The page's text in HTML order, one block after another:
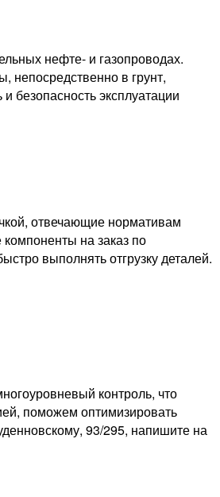
нефте- и газопроводах.
в грунт,
безопасность эксплуатации
отвечающие нормативам
на заказ по
выполнять отгрузку деталей.
контроль, что
поможем оптимизировать
93/295, напишите на